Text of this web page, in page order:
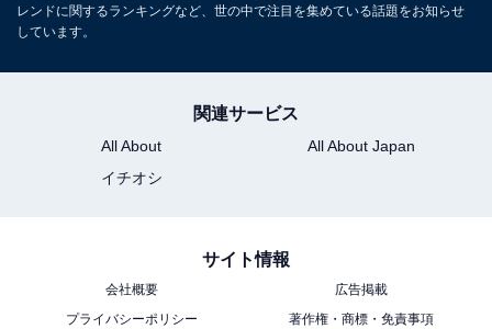
レンドに関するランキングなど、世の中で注目を集めている話題をお知らせ
しています。
関連サービス
All About
All About Japan
イチオシ
サイト情報
会社概要
広告掲載
プライバシーポリシー
著作権・商標・免責事項